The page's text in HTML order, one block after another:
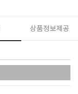
상품정보제공